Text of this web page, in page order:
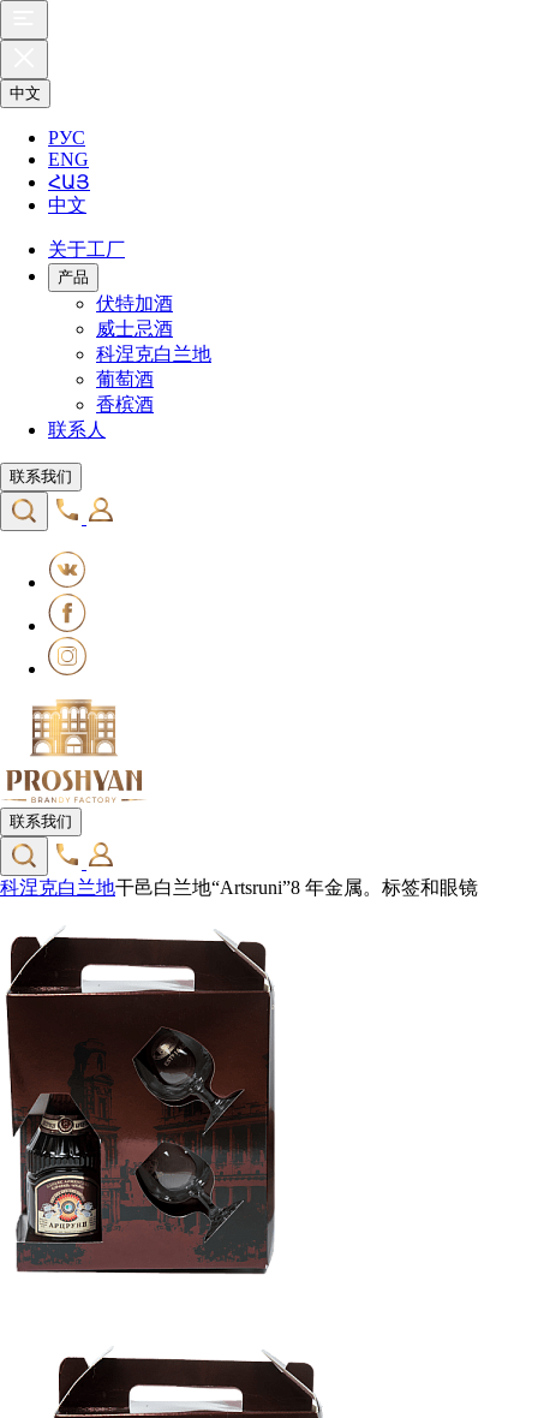
中文
РУС
ENG
ՀԱՅ
中文
关于工厂
产品
伏特加酒
威士忌酒
科涅克白兰地
葡萄酒
香槟酒
联系人
联系我们
联系我们
科涅克白兰地干邑白兰地“Artsruni”8 年金属。标签和眼镜